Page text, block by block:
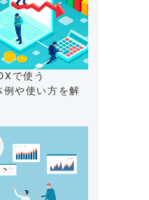
で使う
例や使い方を解